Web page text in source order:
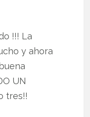
!!! La
y ahora
UN
tres!!